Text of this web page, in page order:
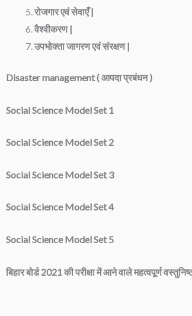
रोजगार एवं सेवाएँ |
वैश्वीकरण |
उपभोक्ता जागरण एवं संरक्षण |
Disaster management ( आपदा प्रबंधन )
Social Science Model Set 1
Social Science Model Set 2
Social Science Model Set 3
Social Science Model Set 4
Social Science Model Set 5
बिहार बोर्ड 2021 की परीक्षा में आने वाले महत्वपूर्ण